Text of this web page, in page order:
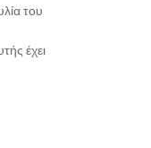
του
έχει